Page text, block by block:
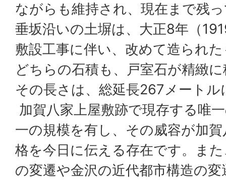
ながらも維持され、現在まで残
垂坂沿いの土塀は、大正8年（
敷設工事に伴い、改めて造られ
どちらの石積も、戸室石が精緻
その長さは、総延長267メートル
加賀八家上屋敷跡で現存する唯
一の規模を有し、その威容が加
格を今日に伝える存在です。ま
の変遷や金沢の近代都市構造の